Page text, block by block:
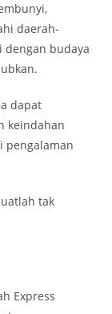
daerah-
dengan budaya
dapat
keindahan
pengalaman
tak
Express